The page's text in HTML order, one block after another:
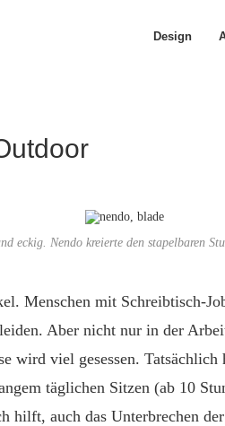
Design
eckig. Nendo kreierte den stapelbaren
Menschen mit Schreibtisch-
Aber nicht nur in der
wird viel gesessen. Tatsächlich
täglichen Sitzen (ab 10
hilft, auch das Unterbrechen